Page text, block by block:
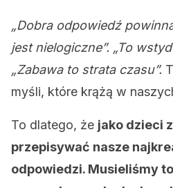
„Dobra odpowiedź
jest nielogiczne”. „To
„Zabawa to strata czasu”.
myśli, które krążą w
To dlatego, że jako dzieci
przepisywać nasze
odpowiedzi. Musieliśmy